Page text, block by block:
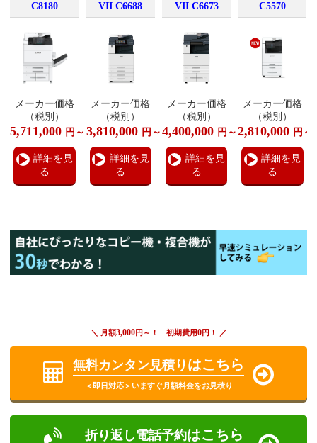
C8180
メーカー価格
（税別）
5,711,000 円～
詳細を見
る
VII C6688
メーカー価格
（税別）
3,810,000 円～
詳細を見
る
VII C6673
メーカー価格
（税別）
4,400,000 円～
詳細を見
る
C5570
メーカー価格
（税別）
2,810,000 円～
詳細を見
る
＼ 月額3,000円～！ 初期費用0円！ ／
無料カンタン見積り はこちら
＜即日対応＞いますぐ月額料金をお見積り
折り返し電話予約はこちら